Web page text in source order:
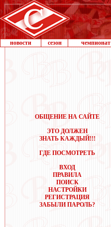
новости сезон чемпионат
ОБЩЕНИЕ НА САЙТЕ
ЭТО ДОЛЖЕН
ЗНАТЬ КАЖДЫЙ!!!
ГДЕ ПОСМОТРЕТЬ
ВХОД
ПРАВИЛА
ПОИСК
НАСТРОЙКИ
РЕГИСТРАЦИЯ
ЗАБЫЛИ ПАРОЛЬ?